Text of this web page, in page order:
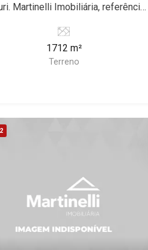
referência
em Venda e Locação!
João Fiúsa, 1051 - Alto da Boa
| Ribeirão Preto.
1712 m²
Terreno